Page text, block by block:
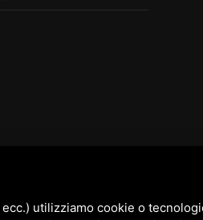
utilizziamo cookie o